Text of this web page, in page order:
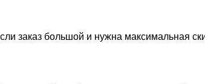
заказ большой и нужна максимальная